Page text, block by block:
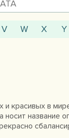
V W X Y
красивых в
название